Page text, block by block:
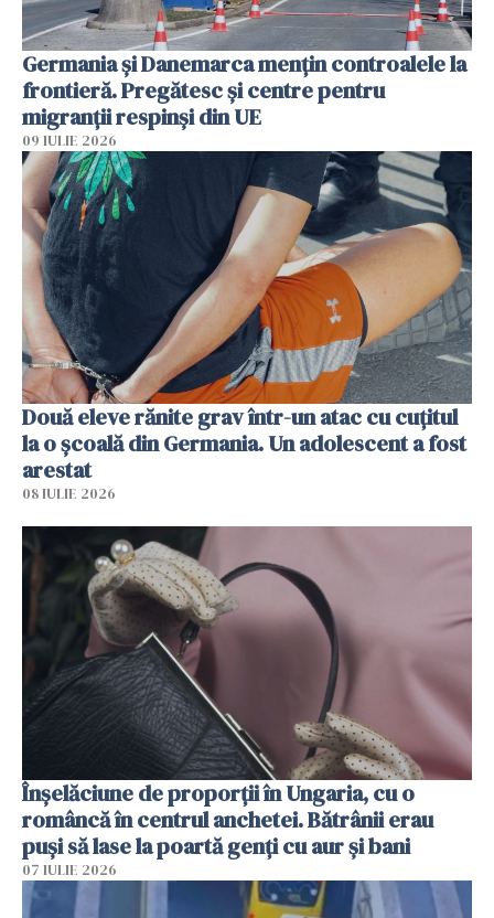
Germania și Danemarca mențin controalele la
frontieră. Pregătesc și centre pentru
migranții respinși din UE
09 IULIE 2026
Două eleve rănite grav într-un atac cu cuțitul
la o școală din Germania. Un adolescent a fost
arestat
08 IULIE 2026
Înșelăciune de proporții în Ungaria, cu o
româncă în centrul anchetei. Bătrânii erau
puși să lase la poartă genți cu aur și bani
07 IULIE 2026